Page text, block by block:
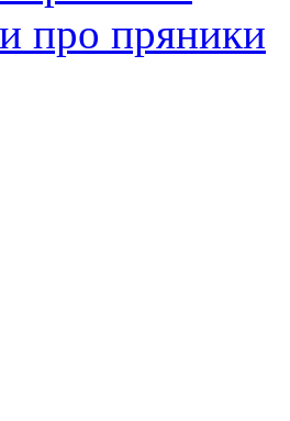
про пряники